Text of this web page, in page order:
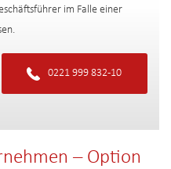
im Falle einer
0221 999 832-10
– Option